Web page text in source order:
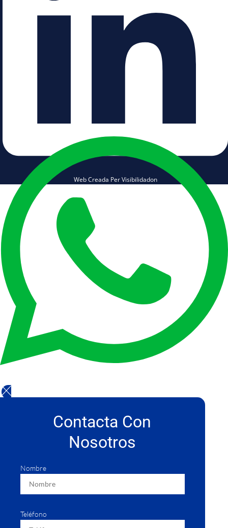
Web Creada Per Visibilidadon
Contacta Con
Nosotros
Nombre
Teléfono